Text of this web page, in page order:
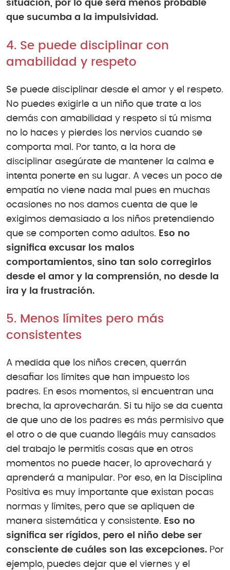
situación, por lo que será menos probable
que sucumba a la impulsividad.
4. Se puede disciplinar con
amabilidad y respeto
Se puede disciplinar desde el amor y el respeto.
No puedes exigirle a un niño que trate a los
demás con amabilidad y respeto si tú misma
no lo haces y pierdes los nervios cuando se
comporta mal. Por tanto, a la hora de
disciplinar asegúrate de mantener la calma e
intenta ponerte en su lugar. A veces un poco de
empatía no viene nada mal pues en muchas
ocasiones no nos damos cuenta de que le
exigimos demasiado a los niños pretendiendo
que se comporten como adultos. Eso no
significa excusar los malos
comportamientos, sino tan solo corregirlos
desde el amor y la comprensión, no desde la
ira y la frustración.
5. Menos límites pero más
consistentes
A medida que los niños crecen, querrán
desafiar los límites que han impuesto los
padres. En esos momentos, si encuentran una
brecha, la aprovecharán. Si tu hijo se da cuenta
de que uno de los padres es más permisivo que
el otro o de que cuando llegáis muy cansados
del trabajo le permitís cosas que en otros
momentos no puede hacer, lo aprovechará y
aprenderá a manipular. Por eso, en la Disciplina
Positiva es muy importante que existan pocas
normas y límites, pero que se apliquen de
manera sistemática y consistente. Eso no
significa ser rígidos, pero el niño debe ser
consciente de cuáles son las excepciones. Por
ejemplo, puedes dejar que el viernes y el